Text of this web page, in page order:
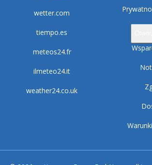
wetter.com
tiempo.es
meteos24.fr
ilmeteo24.it
weather24.co.uk